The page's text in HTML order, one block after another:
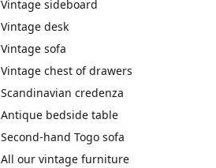
Vintage sideboard
Vintage desk
Vintage sofa
Vintage chest of drawers
Scandinavian credenza
Antique bedside table
Second-hand Togo sofa
All our vintage furniture